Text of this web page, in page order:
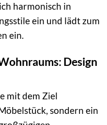
harmonisch in
ein und lädt zum
ein.
Design
mit dem Ziel
sondern ein